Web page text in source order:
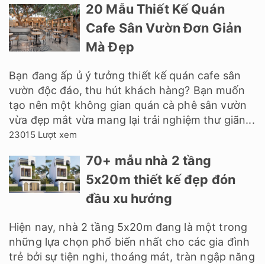
20 Mẫu Thiết Kế Quán
Cafe Sân Vườn Đơn Giản
Mà Đẹp
Bạn đang ấp ủ ý tưởng thiết kế quán cafe sân
vườn độc đáo, thu hút khách hàng? Bạn muốn
tạo nên một không gian quán cà phê sân vườn
vừa đẹp mắt vừa mang lại trải nghiệm thư giãn...
23015 Lượt xem
70+ mẫu nhà 2 tầng
5x20m thiết kế đẹp đón
đầu xu hướng
Hiện nay, nhà 2 tầng 5x20m đang là một trong
những lựa chọn phổ biến nhất cho các gia đình
trẻ bởi sự tiện nghi, thoáng mát, tràn ngập năng